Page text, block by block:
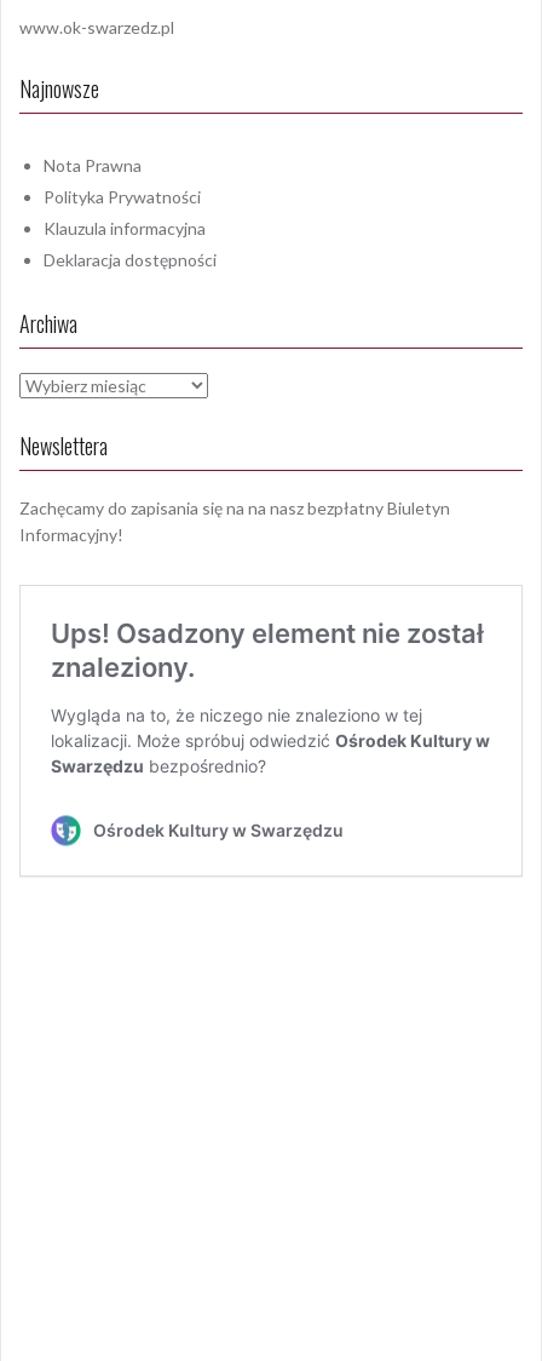
www.ok-swarzedz.pl
Najnowsze
Nota Prawna
Polityka Prywatności
Klauzula informacyjna
Deklaracja dostępności
Archiwa
Archiwa
Newslettera
Zachęcamy do zapisania się na na nasz bezpłatny Biuletyn
Informacyjny!